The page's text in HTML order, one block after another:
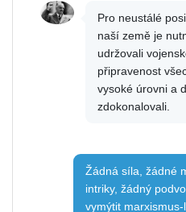
Pro neustálé
naší země je
udržovali
připravenost
vysoké úrovni a
zdokonalovali.
Žádná síla, žádné
intriky, žádný
vymýtit